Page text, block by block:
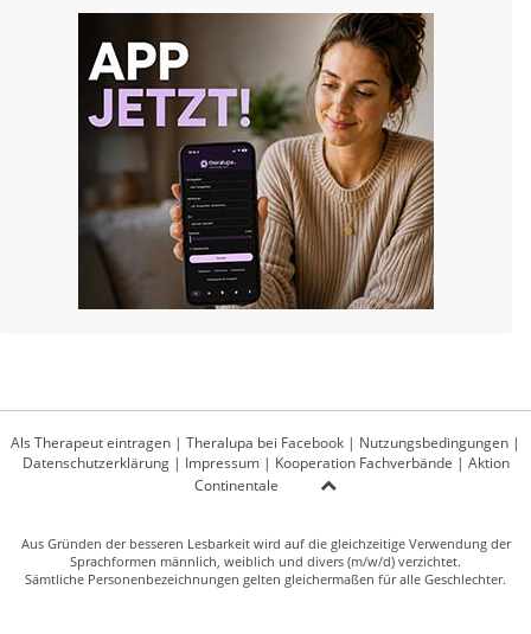
Als Therapeut eintragen | Theralupa bei Facebook | Nutzungsbedingungen |
Datenschutzerklärung| Impressum| Kooperation Fachverbände | Aktion
Continentale
Aus Gründen der besseren Lesbarkeit wird auf die gleichzeitige Verwendung der
Sprachformen männlich, weiblich und divers (m/w/d) verzichtet.
Sämtliche Personenbezeichnungen gelten gleichermaßen für alle Geschlechter.